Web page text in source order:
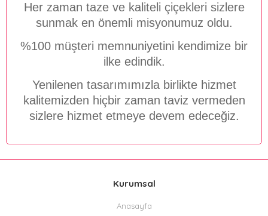
Her zaman taze ve kaliteli çiçekleri sizlere
sunmak en önemli misyonumuz oldu.
%100 müşteri memnuniyetini kendimize bir
ilke edindik.
Yenilenen tasarımımızla birlikte hizmet
kalitemizden hiçbir zaman taviz vermeden
sizlere hizmet etmeye devem edeceğiz.
Kurumsal
Anasayfa